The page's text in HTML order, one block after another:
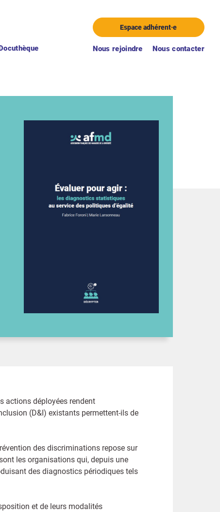
Espace adhérent·e
Nous rejoindre Nous contacter
actions déployées rendent
(D&I) existants permettent-ils de
des discriminations repose sur
les organisations qui, depuis une
des diagnostics périodiques tels
et de leurs modalités